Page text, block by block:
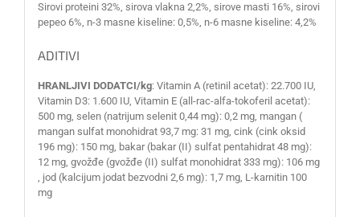
Sirovi proteini 32%, sirova vlakna 2,2%, sirove masti 16%, sirovi
pepeo 6%, n-3 masne kiseline: 0,5%, n-6 masne kiseline: 4,2%
ADITIVI
HRANLJIVI DODATCI/kg: Vitamin A (retinil acetat): 22.700 IU,
Vitamin D3: 1.600 IU, Vitamin E (all-rac-alfa-tokoferil acetat):
500 mg, selen (natrijum selenit 0,44 mg): 0,2 mg, mangan (
mangan sulfat monohidrat 93,7 mg: 31 mg, cink (cink oksid
196 mg): 150 mg, bakar (bakar (II) sulfat pentahidrat 48 mg):
12 mg, gvožđe (gvožđe (II) sulfat monohidrat 333 mg): 106 mg
, jod (kalcijum jodat bezvodni 2,6 mg): 1,7 mg, L-karnitin 100
mg